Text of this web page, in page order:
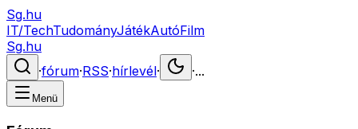
Sg.hu
IT/TechTudományJátékAutóFilm
Sg.hu
·fórum·RSS·hírlevél· ·...
Menü